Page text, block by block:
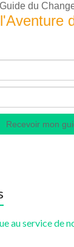
du
Recevoir mon
au service de